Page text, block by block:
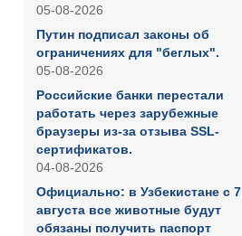
05-08-2026
Путин подписал законы об
ограничениях для "беглых".
05-08-2026
Российские банки перестали
работать через зарубежные
браузеры из-за отзыва SSL-
сертификатов.
04-08-2026
Официально: в Узбекистане с 7
августа все животные будут
обязаны получить паспорт